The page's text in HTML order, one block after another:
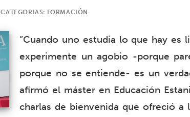
CATEGORIAS: FORMACIÓN
“Cuando uno estudia lo que hay es
experimente un agobio -porque
porque no se entiende- es un
afirmó el máster en Educación
charlas de bienvenida que ofreció a